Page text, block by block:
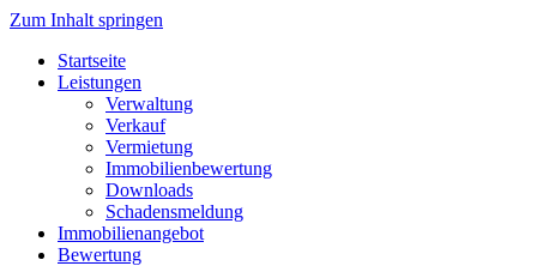
Zum Inhalt springen
Startseite
Leistungen
Verwaltung
Verkauf
Vermietung
Immobilienbewertung
Downloads
Schadensmeldung
Immobilienangebot
Bewertung